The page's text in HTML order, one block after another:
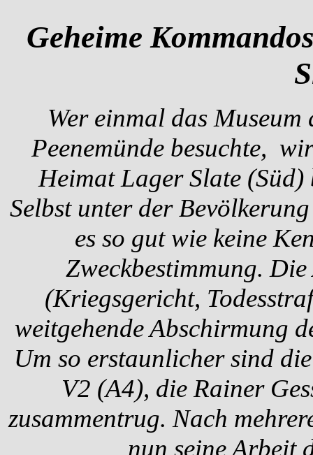
Geheime
Wer einmal das
Peenemünde besuchte,
Heimat Lager Slate
Selbst unter der
es so gut wie keine
Zweckbestimmung.
(Kriegsgericht,
weitgehende Abschirmung
Um so erstaunlicher sind
V2 (A4), die Rainer
zusammentrug. Nach
nun seine Arbeit